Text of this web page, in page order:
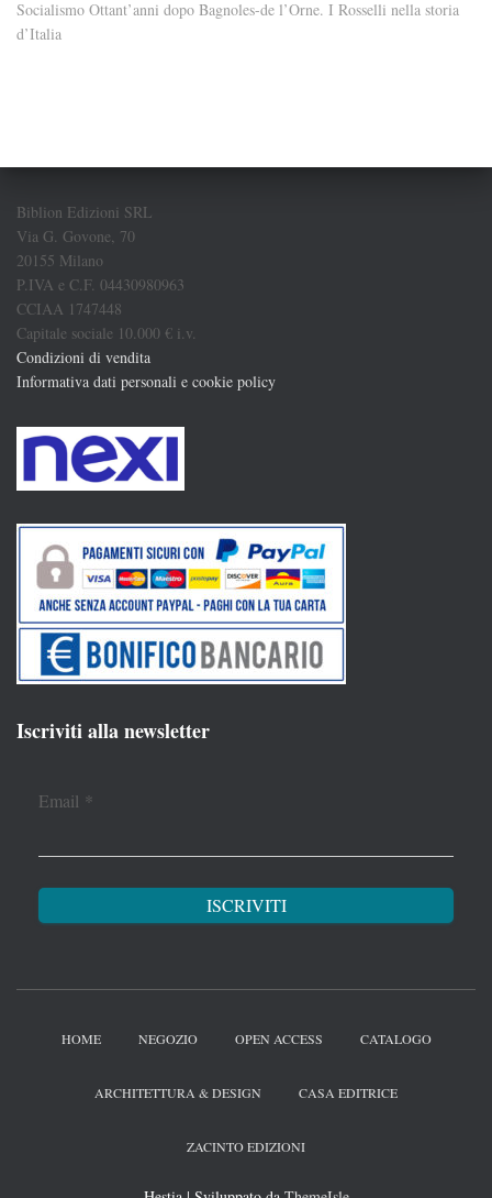
Socialismo Ottant’anni dopo Bagnoles-de l’Orne. I Rosselli nella storia
d’Italia
Biblion Edizioni SRL
Via G. Govone, 70
20155 Milano
P.IVA e C.F. 04430980963
CCIAA 1747448
Capitale sociale 10.000 € i.v.
Condizioni di vendita
Informativa dati personali e cookie policy
Iscriviti alla newsletter
Email *
HOME NEGOZIO OPEN ACCESS CATALOGO
ARCHITETTURA & DESIGN CASA EDITRICE
ZACINTO EDIZIONI